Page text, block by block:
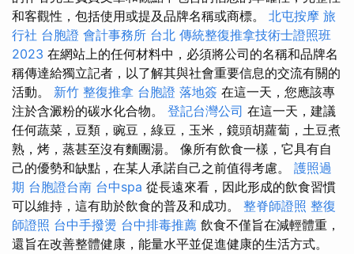
和客觀性，包括使用或提及品牌名稱或商標。 北屯按摩 旅
行社 台胞證 會計事務所 台北 傳統整復推拿技術士證照班
2023 在網站上的任何材料中，必須將公司的名稱和品牌名
稱傳達給獨立記者，以了解其與社會重要信息的交流有關的
活動。 新竹 整復推拿 台胞證 落地簽 在這一天，您應該專
注於含澱粉的碳水化合物。 登記台灣公司 在這一天，建議
任何蔬菜，豆類，豌豆，綠豆，玉米，鏡頭胡蘿蔔，土豆煮
熟，烤，蒸甚至沒有麵團湯。 像所有飲食一樣，它具有自
己的優勢和缺點，在某人承諾自己之前值得考慮。 護照過
期 台胞證台南 台中spa 從長遠來看，因此形成的飲食習慣
可以維持，這有助於飲食的普及和成功。 整脊師證照 整復
師證照 台中手撥燙 台中排毒推薦 飲食不僅旨在減輕體重，
還旨在改善整體健康，能量水平並促進健康的生活方式。